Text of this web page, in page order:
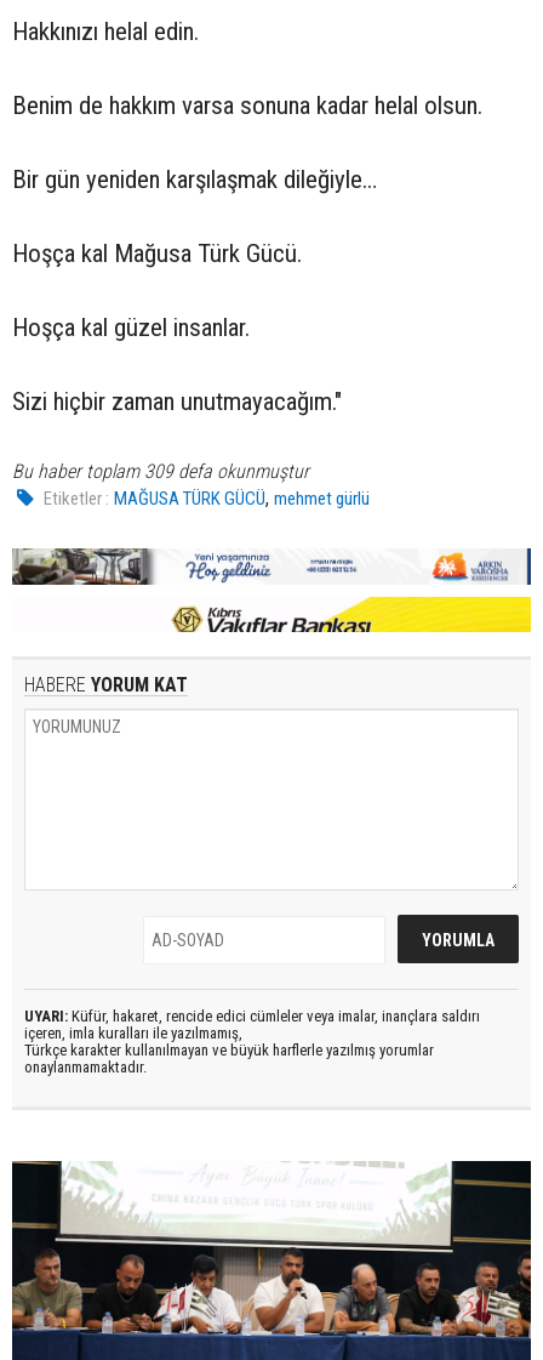
Hakkınızı helal edin.
Benim de hakkım varsa sonuna kadar helal olsun.
Bir gün yeniden karşılaşmak dileğiyle…
Hoşça kal Mağusa Türk Gücü.
Hoşça kal güzel insanlar.
Sizi hiçbir zaman unutmayacağım."
Bu haber toplam 309 defa okunmuştur
Etiketler : MAĞUSA TÜRK GÜCÜ,mehmet gürlü
HABERE YORUM KAT
UYARI: Küfür, hakaret, rencide edici cümleler veya imalar, inançlara saldırı
içeren, imla kuralları ile yazılmamış,
Türkçe karakter kullanılmayan ve büyük harflerle yazılmış yorumlar
onaylanmamaktadır.